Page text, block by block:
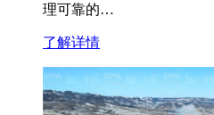
理可靠的…
了解详情